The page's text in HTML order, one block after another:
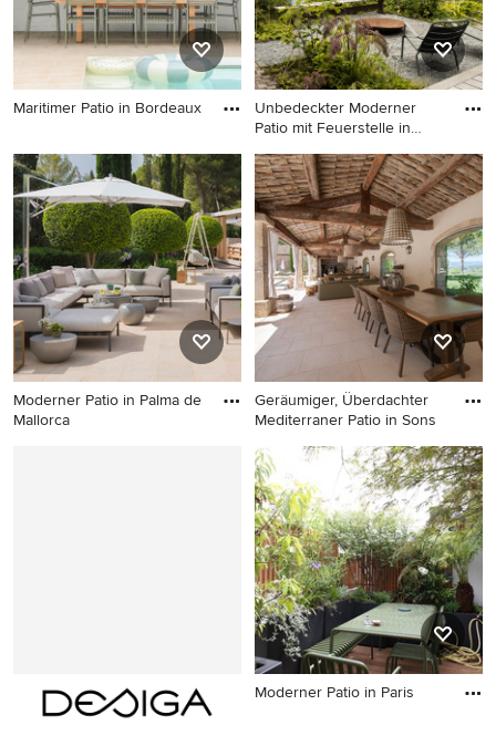
Maritimer Patio in Bordeaux
Unbedeckter Moderner
Patio mit Feuerstelle in
Unbedeckter Moderner Patio
mit Feuerstelle in
Kopenhagen
Moderner Patio in Palma de
Mallorca
Geräumiger, Überdachter
Mediterraner Patio in Sons
Geräumiger, Überdachter
Mediterraner Patio in
Sonstige
Moderner Patio in Paris